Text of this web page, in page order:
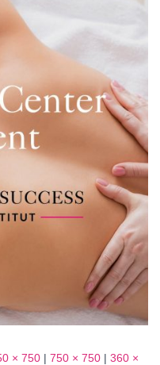
× 750 | 750 × 750 | 360 ×